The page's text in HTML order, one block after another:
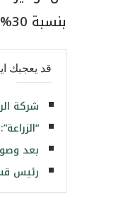
بنسبة 30% عن مثيلتها في الأسواق، علاوة على باقي المنتجات من إنتاج
قد يعجبك
شركة
بعد وصول سعر قنطار
رئيس